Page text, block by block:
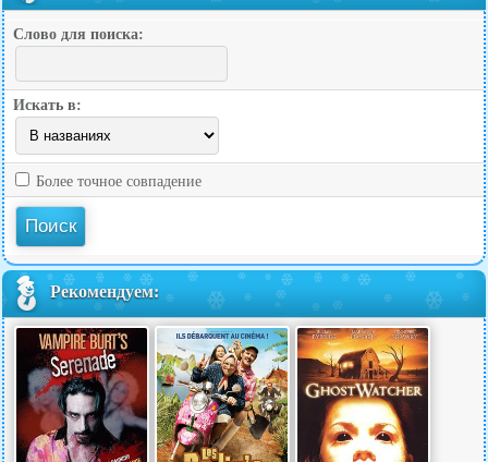
Слово для поиска:
Искать в:
Более точное совпадение
Рекомендуем: